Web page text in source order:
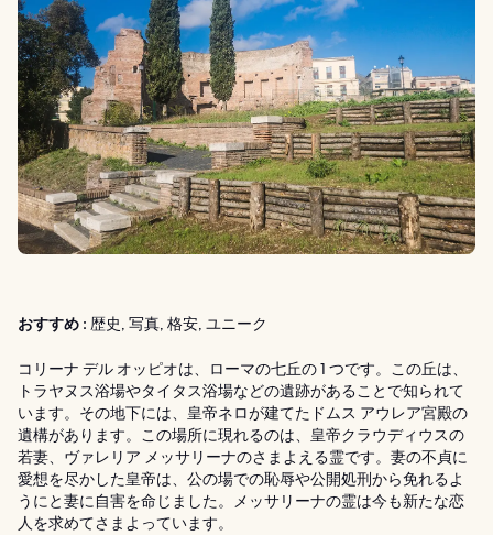
おすすめ : 歴史, 写真, 格安, ユニーク
コリーナ デル オッピオは、ローマの七丘の 1 つです。この丘は、
トラヤヌス浴場やタイタス浴場などの遺跡があることで知られて
います。その地下には、皇帝ネロが建てたドムス アウレア宮殿の
遺構があります。この場所に現れるのは、皇帝クラウディウスの
若妻、ヴァレリア メッサリーナのさまよえる霊です。妻の不貞に
愛想を尽かした皇帝は、公の場での恥辱や公開処刑から免れるよ
うにと妻に自害を命じました。メッサリーナの霊は今も新たな恋
人を求めてさまよっています。